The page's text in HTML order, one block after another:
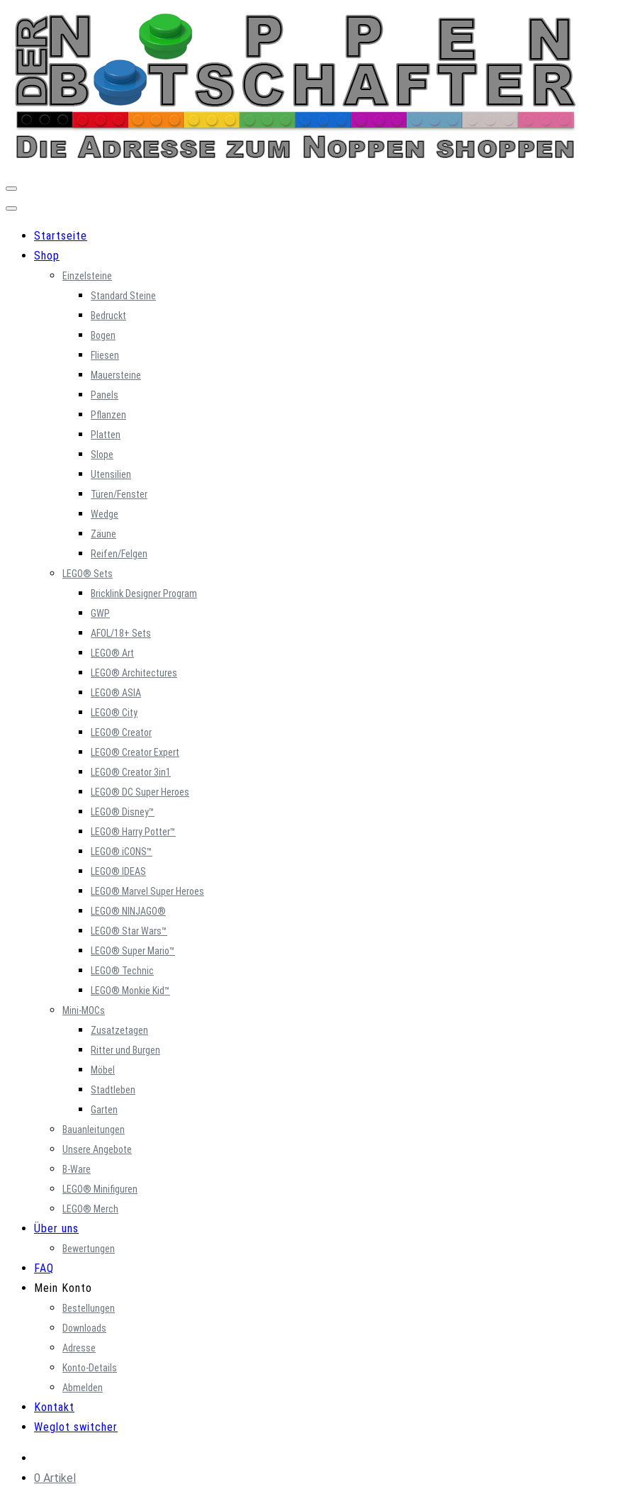
Skip
content
Startseite
Shop
Einzelsteine
Standard Steine
Bedruckt
Bogen
Fliesen
Mauersteine
Panels
Pflanzen
Platten
Slope
Utensilien
Türen/Fenster
Wedge
Zäune
Reifen/Felgen
LEGO® Sets
Bricklink Designer Program
GWP
AFOL/18+ Sets
LEGO® Art
LEGO® Architectures
LEGO® ASIA
LEGO® City
LEGO® Creator
LEGO® Creator Expert
LEGO® Creator 3in1
LEGO® DC Super Heroes
LEGO® Disney™
LEGO® Harry Potter™
LEGO® iCONS™
LEGO® IDEAS
LEGO® Marvel Super Heroes
LEGO® NINJAGO®
LEGO® Star Wars™
LEGO® Super Mario™
LEGO® Technic
LEGO® Monkie Kid™
Mini-MOCs
Zusatzetagen
Ritter und Burgen
Möbel
Stadtleben
Garten
Bauanleitungen
Unsere Angebote
B-Ware
LEGO® Minifiguren
LEGO® Merch
Über uns
Bewertungen
FAQ
Mein Konto
Bestellungen
Downloads
Adresse
Konto-Details
Abmelden
Kontakt
Weglot switcher
0 Artikel